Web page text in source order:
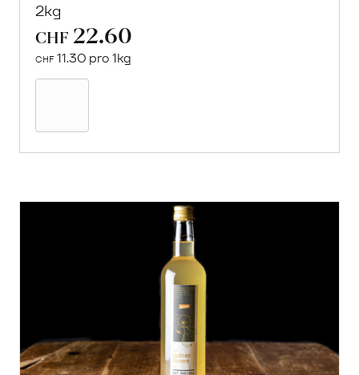
2kg
CHF 22.60
CHF 11.30 pro 1kg